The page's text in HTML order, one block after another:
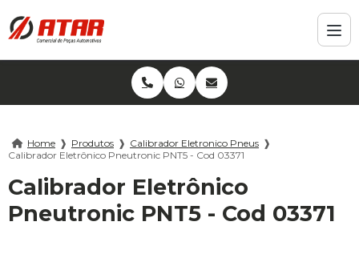
Home ❱ Produtos ❱ Calibrador Eletronico Pneus ❱
Calibrador Eletrônico Pneutronic PNT5 - Cod 03371
Calibrador Eletrônico
Pneutronic PNT5 - Cod 03371